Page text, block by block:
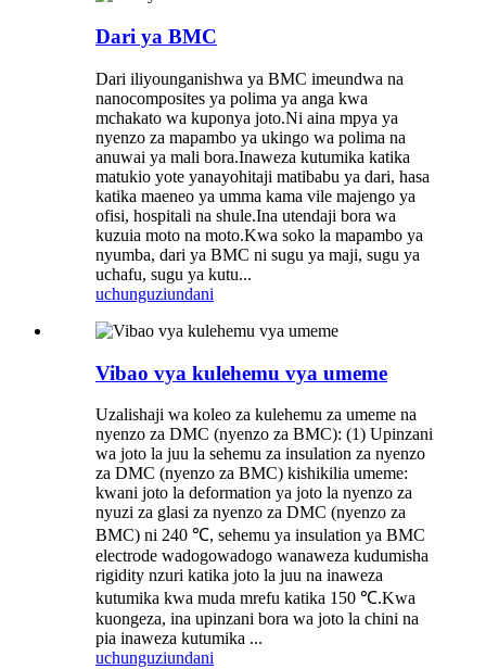
Dari ya BMC
Dari iliyounganishwa ya BMC imeundwa na
nanocomposites ya polima ya anga kwa
mchakato wa kuponya joto.Ni aina mpya ya
nyenzo za mapambo ya ukingo wa polima na
anuwai ya mali bora.Inaweza kutumika katika
matukio yote yanayohitaji matibabu ya dari, hasa
katika maeneo ya umma kama vile majengo ya
ofisi, hospitali na shule.Ina utendaji bora wa
kuzuia moto na moto.Kwa soko la mapambo ya
nyumba, dari ya BMC ni sugu ya maji, sugu ya
uchafu, sugu ya kutu...
uchunguziundani
Vibao vya kulehemu vya umeme
Uzalishaji wa koleo za kulehemu za umeme na
nyenzo za DMC (nyenzo za BMC): (1) Upinzani
wa joto la juu la sehemu za insulation za nyenzo
za DMC (nyenzo za BMC) kishikilia umeme:
kwani joto la deformation ya joto la nyenzo za
nyuzi za glasi za nyenzo za DMC (nyenzo za
BMC) ni 240 ℃, sehemu ya insulation ya BMC
electrode wadogowadogo wanaweza kudumisha
rigidity nzuri katika joto la juu na inaweza
kutumika kwa muda mrefu katika 150 ℃.Kwa
kuongeza, ina upinzani bora wa joto la chini na
pia inaweza kutumika ...
uchunguziundani